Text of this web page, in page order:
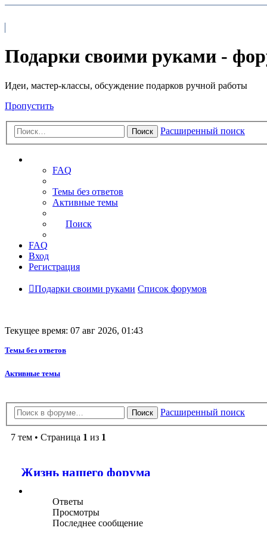
Подарки своими руками -
Идеи, мастер-классы, обсуждение подарков ручной работы
Пропустить
Поиск Расширенный поиск
FAQ
Темы без ответов
Активные темы
Поиск
FAQ
Вход
Регистрация
Подарки своими руками Список форумов
Текущее время: 07 авг 2026, 01:43
Темы без ответов
Активные темы
Поиск Расширенный поиск
7 тем • Страница 1 из 1
Жизнь нашего форума
Ответы
Просмотры
Последнее сообщение